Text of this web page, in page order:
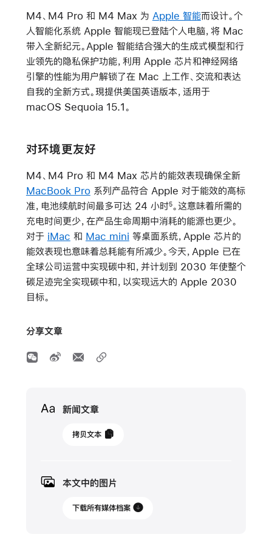
M4、M4 Pro 和 M4 Max 为 Apple 智能而设计。个
人智能化系统 Apple 智能现已登陆个人电脑，将 Mac
带入全新纪元。Apple 智能结合强大的生成式模型和行
业领先的隐私保护功能，利用 Apple 芯片和神经网络
引擎的性能为用户解锁了在 Mac 上工作、交流和表达
自我的全新方式。現提供美国英语版本，适用于
macOS Sequoia 15.1。
对环境更友好
M4、M4 Pro 和 M4 Max 芯片的能效表现确保全新
MacBook Pro系列产品符合 Apple 对于能效的高标
准，电池续航时间最多可达 24 小时5。这意味着所需的
充电时间更少，在产品生命周期中消耗的能源也更少。
对于 iMac 和 Mac mini 等桌面系统，Apple 芯片的
能效表现也意味着总耗能有所减少。今天，Apple 已在
全球公司运营中实现碳中和，并计划到 2030 年使整个
碳足迹完全实现碳中和，以实现远大的 Apple 2030
目标。
分享文章
新闻文章
2024
月
拷贝文本
本文中的图片
下载所有媒体档案